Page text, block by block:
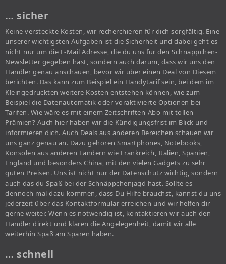
… sicher
Keine versteckte Kosten, wir recherchieren für dich sorgfältig. Eine
unserer wichtigsten Aufgaben ist die Sicherheit und dabei geht es
nicht nur um die E-Mail Adresse, die du uns für den Schnäppchen-
Newsletter gegeben hast, sondern auch darum, dass wir uns den
Händler genau anschauen, bevor wir über einen Deal von Diesem
berichten. Das kann zum Beispiel ein Handytarif sein, bei dem im
Kleingedruckten weitere Kosten entstehen können, wie zum
Beispiel die Datenautomatik oder voraktivierte Optionen bei
Tarifen. Wie wäre es mit einem Zeitschriften-Abo mit tollen
Prämien? Auch hier haben wir die Kündigungsfrist im Blick und
informieren dich. Auch Deals aus anderen Bereichen schauen wir
uns ganz genau an. Dazu gehören Smartphones, Notebooks,
Konsolen aus anderen Ländern wie Frankreich, Italien, Spanien,
England und besonders China, mit den vielen Gadgets zu sehr
guten Preisen. Uns ist nicht nur der Datenschutz wichtig, sondern
auch das du Spaß bei der Schnäppchenjagd hast. Sollte es
dennoch mal dazu kommen, dass Du Hilfe brauchst, kannst du uns
jederzeit über das Kontaktformular erreichen und wir helfen dir
gerne weiter. Wenn es notwendig ist, kontaktieren wir auch den
Händler direkt und klären die Angelegenheit, damit wir alle
weiterhin Spaß am Sparen haben.
… schnell